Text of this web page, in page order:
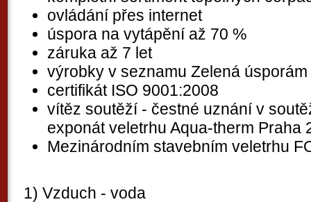
ovládání přes internet
úspora na vytápění až 70 %
záruka až 7 let
výrobky v seznamu Zelená úsporám
certifikát ISO 9001:2008
vítěz soutěží - čestné uznání v
exponát veletrhu Aqua-therm Praha
Mezinárodním stavebním veletrhu
1) Vzduch - voda